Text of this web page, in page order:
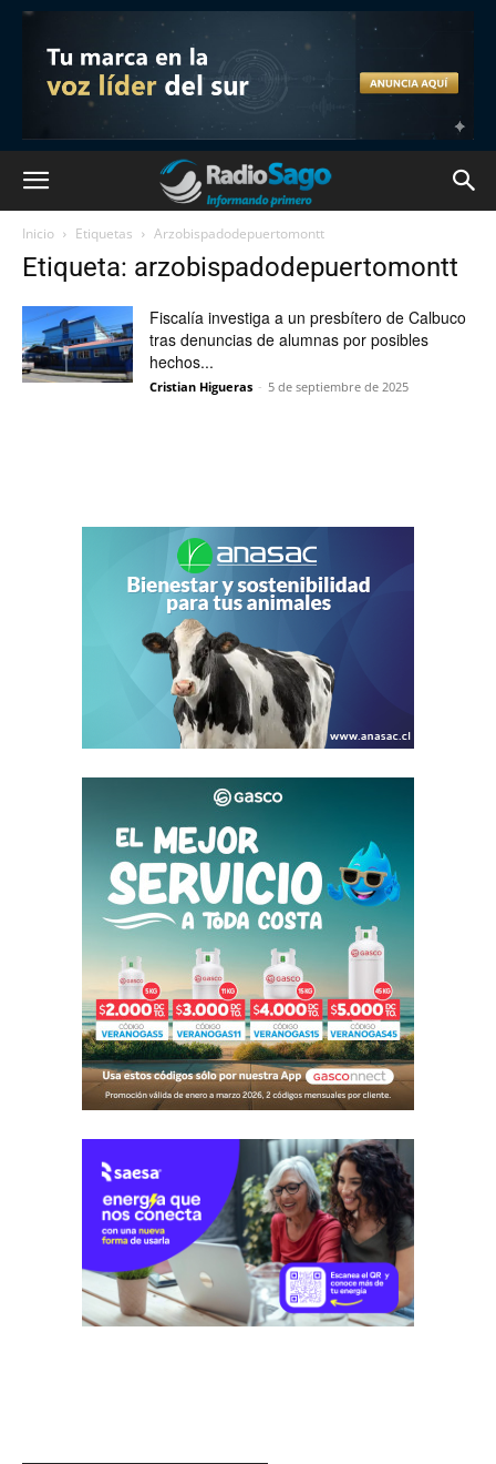
Inicio Etiquetas Arzobispadodepuertomontt
Etiqueta: arzobispadodepuertomontt
Fiscalía investiga a un presbítero de Calbuco
tras denuncias de alumnas por posibles
hechos...
Cristian Higueras - 5 de septiembre de 2025